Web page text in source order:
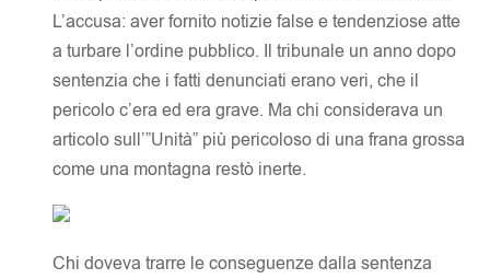
L’accusa: aver fornito notizie false e tendenziose atte
a turbare l’ordine pubblico. Il tribunale un anno dopo
sentenzia che i fatti denunciati erano veri, che il
pericolo c’era ed era grave. Ma chi considerava un
articolo sull’”Unità” più pericoloso di una frana grossa
come una montagna restò inerte.
Chi doveva trarre le conseguenze dalla sentenza